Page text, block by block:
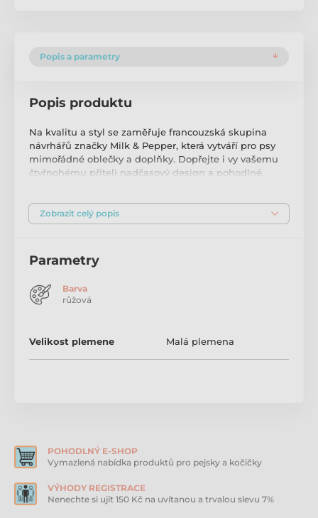
Popis a parametry
Popis produktu
Na kvalitu a styl se zaměřuje francouzská skupina
návrhářů značky Milk & Pepper, která vytváří pro psy
mimořádné oblečky a doplňky. Dopřejte i vy vašemu
čtyřnohému příteli nadčasový design a pohodlné
přizpůsobivost a ochranu od chladné země. Je vhodné
pro menší a střední plemena.
růžová
Materiál:
bavlna
délka: 27 cm
vyrobeno z bavlny. Tričko přináší psovi pohodlí,
přizpůsobivost a ochranu od chladné země. Je vhodné
Barva:
Zobrazit celý popis
Parametry
Barva
růžová
Velikost plemene Malá plemena
POHODLNÝ E-SHOP
Vymazlená nabídka produktů pro pejsky a kočičky
VÝHODY REGISTRACE
Nenechte si ujít 150 Kč na uvítanou a trvalou slevu 7%